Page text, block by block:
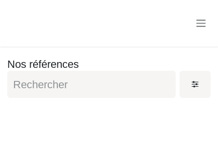
Nos références